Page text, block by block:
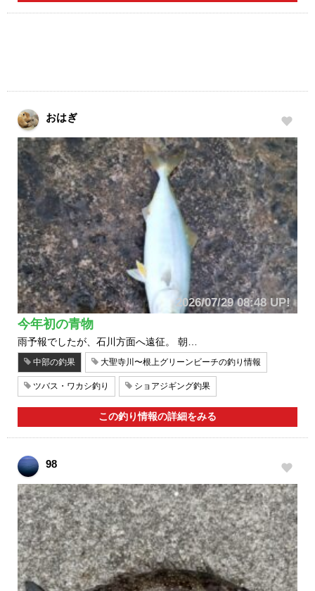
おはぎ
2026/07/29 08:48 UP!
今年初の青物
雨予報でしたが、石川方面へ遠征。 朝…
中部の釣果 大聖寺川〜根上グリーンビーチの釣り情報
ツバス・ワカシ釣り ショアジギング釣果
この釣り情報の詳細をみる
98